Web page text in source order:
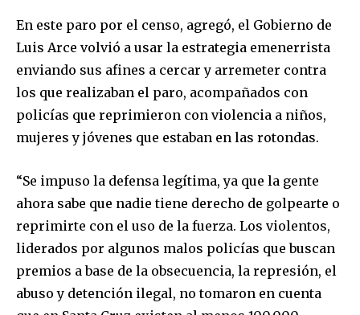
En este paro por el censo, agregó, el Gobierno de
Luis Arce volvió a usar la estrategia emenerrista
enviando sus afines a cercar y arremeter contra
los que realizaban el paro, acompañados con
policías que reprimieron con violencia a niños,
mujeres y jóvenes que estaban en las rotondas.
“Se impuso la defensa legítima, ya que la gente
ahora sabe que nadie tiene derecho de golpearte o
reprimirte con el uso de la fuerza. Los violentos,
liderados por algunos malos policías que buscan
premios a base de la obsecuencia, la represión, el
abuso y detención ilegal, no tomaron en cuenta